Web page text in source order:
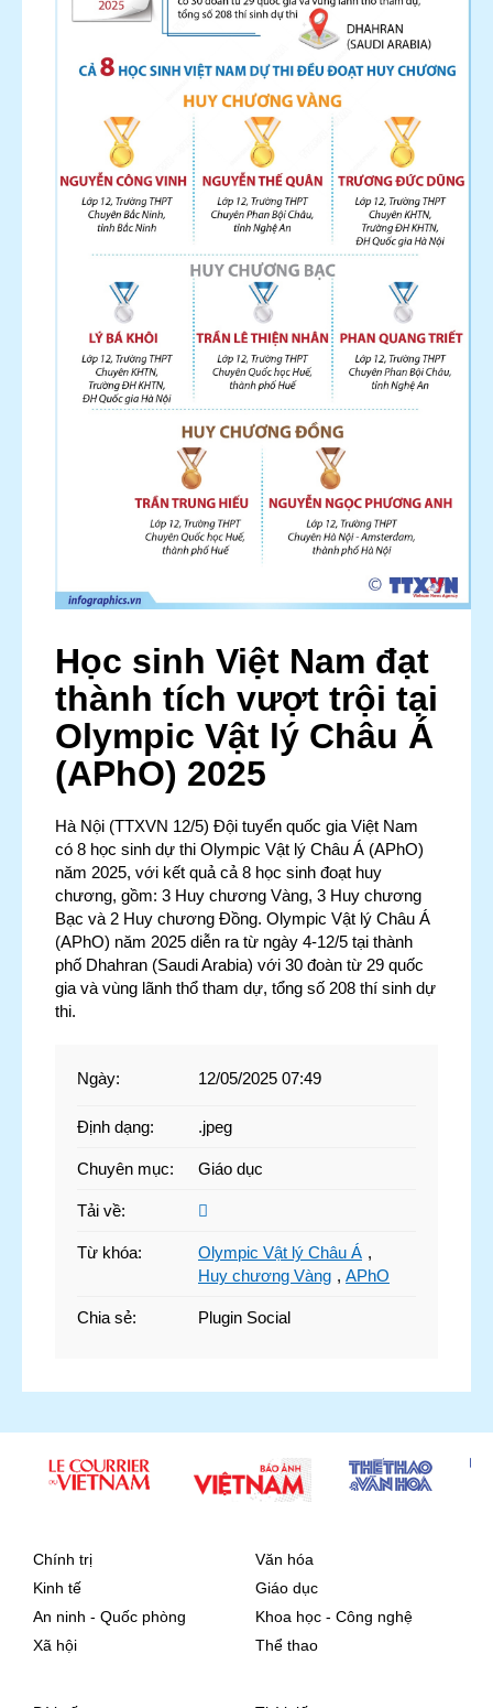
Học sinh Việt Nam đạt
thành tích vượt trội tại
Olympic Vật lý Châu Á
(APhO) 2025
Hà Nội (TTXVN 12/5) Đội tuyển quốc gia Việt Nam
có 8 học sinh dự thi Olympic Vật lý Châu Á (APhO)
năm 2025, với kết quả cả 8 học sinh đoạt huy
chương, gồm: 3 Huy chương Vàng, 3 Huy chương
Bạc và 2 Huy chương Đồng. Olympic Vật lý Châu Á
(APhO) năm 2025 diễn ra từ ngày 4-12/5 tại thành
phố Dhahran (Saudi Arabia) với 30 đoàn từ 29 quốc
gia và vùng lãnh thổ tham dự, tổng số 208 thí sinh dự
thi.
Ngày: 12/05/2025 07:49
Định dạng: .jpeg
Chuyên mục: Giáo dục
Tải về:
Từ khóa: Olympic Vật lý Châu Á ,
Huy chương Vàng , APhO
Chia sẻ: Plugin Social
Chính trị
Kinh tế
An ninh - Quốc phòng
Xã hội
Văn hóa
Giáo dục
Khoa học - Công nghệ
Thể thao